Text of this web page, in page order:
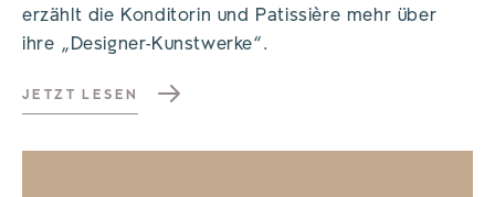
erzählt die Konditorin und Patissière mehr über
ihre „Designer-Kunstwerke“.
JETZT LESEN